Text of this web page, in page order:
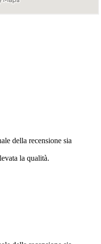
della recensione sia
la qualità.